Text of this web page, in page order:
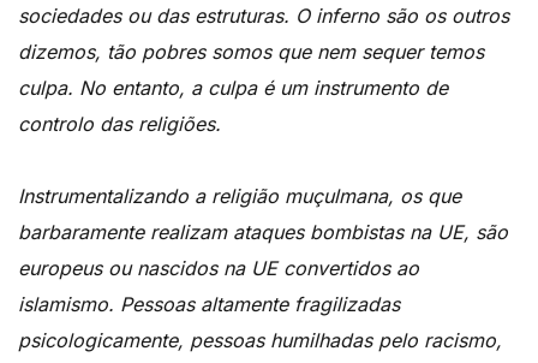
sociedades ou das estruturas. O inferno são os outros
dizemos, tão pobres somos que nem sequer temos
culpa. No entanto, a culpa é um instrumento de
controlo das religiões.
Instrumentalizando a religião muçulmana, os que
barbaramente realizam ataques bombistas na UE, são
europeus ou nascidos na UE convertidos ao
islamismo. Pessoas altamente fragilizadas
psicologicamente, pessoas humilhadas pelo racismo,